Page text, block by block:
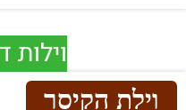
וילות
וילת הקיסר